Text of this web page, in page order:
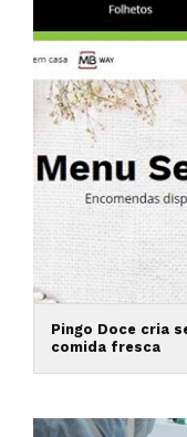
Pingo Doce cria
comida fresca